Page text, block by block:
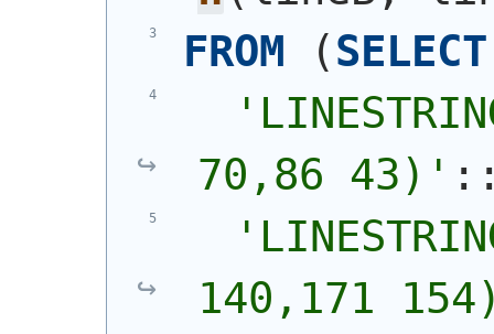
FROM
( SELECT
'
70,86 43) '
'
140,171